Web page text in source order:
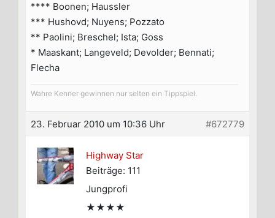
**** Boonen; Haussler
*** Hushovd; Nuyens; Pozzato
** Paolini; Breschel; Ista; Goss
* Maaskant; Langeveld; Devolder; Bennati;
Flecha
Wahre Kenner gewinnen nur selten ein Tippspiel.
23. Februar 2010 um 10:36 Uhr #672779
Highway Star
Beiträge: 111
Jungprofi
★★★★